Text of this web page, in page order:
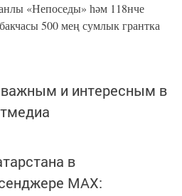
«Непоседы» һәм 118нче
500 мең сумлык грантка
и интересным в
в
MАХ: